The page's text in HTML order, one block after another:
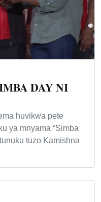
DAY NI
huvikwa pete
ya mnyama “Simba
tuzo Kamishna